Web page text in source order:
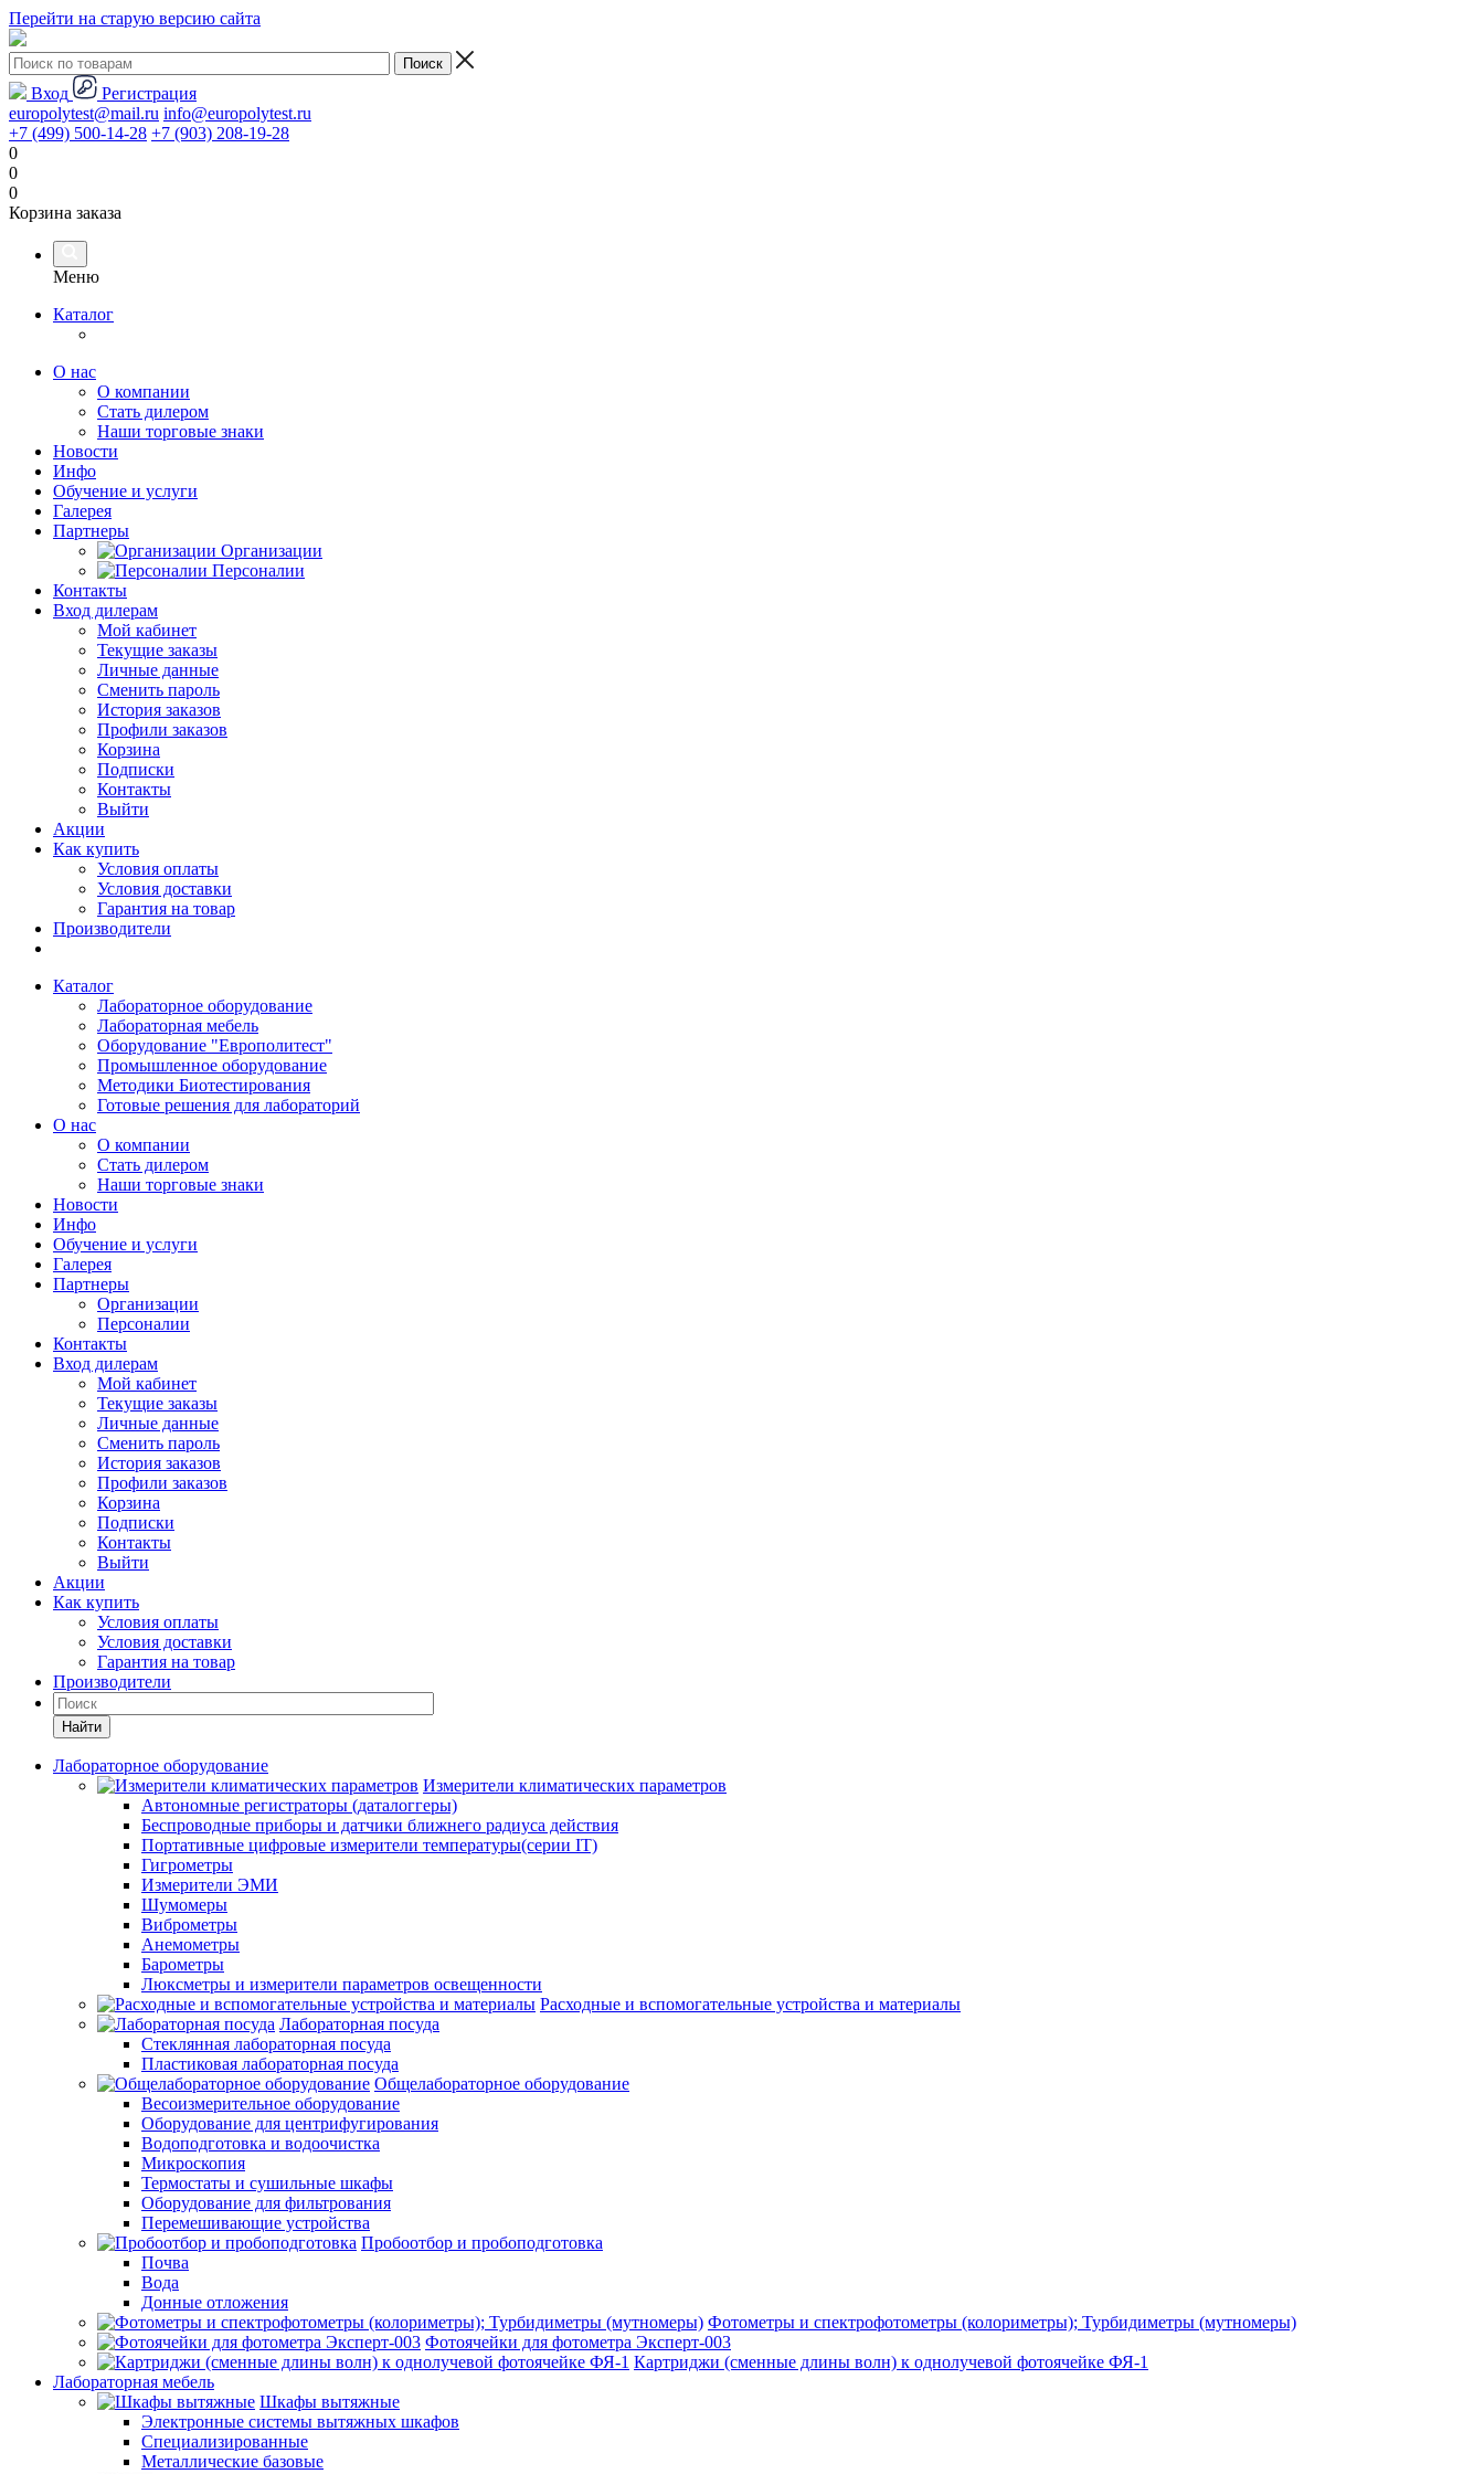
Перейти на старую версию сайта
Вход
Регистрация
europolytest@mail.ru info@europolytest.ru
+7 (499) 500-14-28 +7 (903) 208-19-28
0
0
0
Корзина заказа
Меню
Каталог
О нас
О компании
Стать дилером
Наши торговые знаки
Новости
Инфо
Обучение и услуги
Галерея
Партнеры
Организации
Персоналии
Контакты
Вход дилерам
Мой кабинет
Текущие заказы
Личные данные
Сменить пароль
История заказов
Профили заказов
Корзина
Подписки
Контакты
Выйти
Акции
Как купить
Условия оплаты
Условия доставки
Гарантия на товар
Производители
Каталог
Лабораторное оборудование
Лабораторная мебель
Оборудование "Европолитест"
Промышленное оборудование
Методики Биотестирования
Готовые решения для лабораторий
О нас
О компании
Стать дилером
Наши торговые знаки
Новости
Инфо
Обучение и услуги
Галерея
Партнеры
Организации
Персоналии
Контакты
Вход дилерам
Мой кабинет
Текущие заказы
Личные данные
Сменить пароль
История заказов
Профили заказов
Корзина
Подписки
Контакты
Выйти
Акции
Как купить
Условия оплаты
Условия доставки
Гарантия на товар
Производители
Найти
Лабораторное оборудование
Измерители климатических параметров
Автономные регистраторы (даталоггеры)
Беспроводные приборы и датчики ближнего радиуса действия
Портативные цифровые измерители температуры(серии IT)
Гигрометры
Измерители ЭМИ
Шумомеры
Виброметры
Анемометры
Барометры
Люксметры и измерители параметров освещенности
Расходные и вспомогательные устройства и материалы
Лабораторная посуда
Стеклянная лабораторная посуда
Пластиковая лабораторная посуда
Общелабораторное оборудование
Весоизмерительное оборудование
Оборудование для центрифугирования
Водоподготовка и водоочистка
Микроскопия
Термостаты и сушильные шкафы
Оборудование для фильтрования
Перемешивающие устройства
Пробоотбор и пробоподготовка
Почва
Вода
Донные отложения
Фотометры и спектрофотометры (колориметры); Турбидиметры (мутномеры)
Фотоячейки для фотометра Эксперт-003
Картриджи (сменные длины волн) к однолучевой фотоячейке ФЯ-1
Лабораторная мебель
Шкафы вытяжные
Электронные системы вытяжных шкафов
Специализированные
Металлические базовые